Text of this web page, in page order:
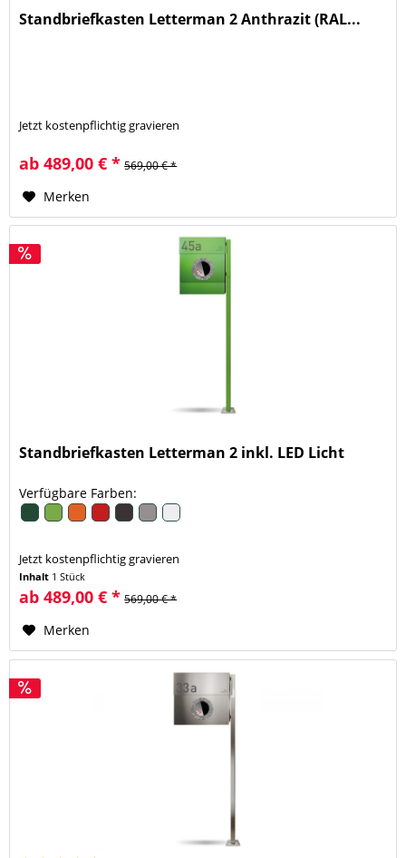
Standbriefkasten Letterman 2 Anthrazit (RAL...
Jetzt kostenpflichtig gravieren
ab 489,00 € * 569,00 € *
Merken
Standbriefkasten Letterman 2 inkl. LED Licht
Verfügbare Farben:
Jetzt kostenpflichtig gravieren
Inhalt 1 Stück
ab 489,00 € * 569,00 € *
Merken